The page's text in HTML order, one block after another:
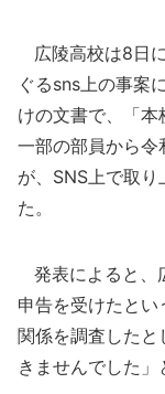
広陵高校は8日
ぐるsns上の事案
けの文書で、「本
一部の部員から令
が、SNS上で取
た。
発表によると、
申告を受けたと
関係を調査した
きませんでした」